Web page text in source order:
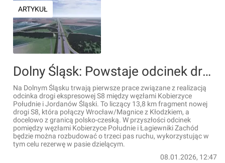
ARTYKUŁ
Dolny Śląsk: Powstaje odcinek drogi ekspresowej S8 Kobierzyce Południe - Jordanów Śląski [FILM]
Na Dolnym Śląsku trwają pierwsze prace związane z realizacją
odcinka drogi ekspresowej S8 między węzłami Kobierzyce
Południe i Jordanów Śląski. To liczący 13,8 km fragment nowej
drogi S8, która połączy Wrocław/Magnice z Kłodzkiem, a
docelowo z granicą polsko-czeską. W przyszłości odcinek
pomiędzy węzłami Kobierzyce Południe i Łagiewniki Zachód
będzie można rozbudować o trzeci pas ruchu, wykorzystując w
tym celu rezerwę w pasie dzielącym.
08.01.2026, 12:47